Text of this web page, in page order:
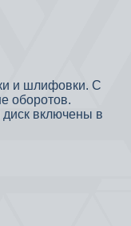
и шлифовки. С
оборотов.
включены в